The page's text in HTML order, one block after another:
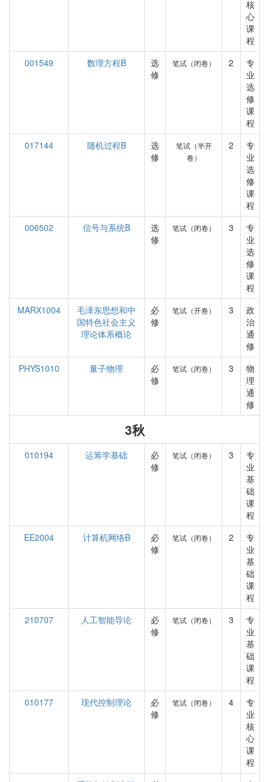
核
心
课
程
001549
数理方程B
选
修
笔试（闭卷） 2
专
业
选
修
课
程
017144
随机过程B
选
修
笔试（半开
卷）
2
专
业
选
修
课
程
006502
信号与系统B
选
修
笔试（闭卷） 3
专
业
选
修
课
程
MARX1004
毛泽东思想和中
国特色社会主义
理论体系概论
必
修
笔试（开卷） 3
政
治
通
修
PHYS1010
量子物理
必
修
笔试（闭卷） 3
物
理
通
修
3秋
010194 运筹学基础
必
修
笔试（闭卷） 3
专
业
基
础
课
程
EE2004
计算机网络B
必
修
笔试（闭卷） 2
专
业
基
础
课
程
210707
人工智能导论
必
修
笔试（闭卷） 3
专
业
基
础
课
程
010177
现代控制理论
必
修
笔试（闭卷） 4
专
业
核
心
课
程